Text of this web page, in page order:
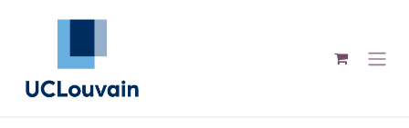
Se rendre au contenu